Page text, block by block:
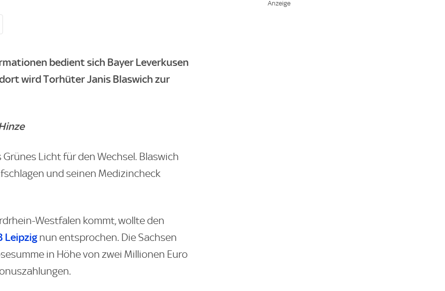
bedient sich Bayer Leverkusen
wird Torhüter Janis Blaswich zur
Licht für den Wechsel. Blaswich
und seinen Medizincheck
Westfalen kommt, wollte den
Leipzig nun entsprochen. Die Sachsen
in Höhe von zwei Millionen Euro